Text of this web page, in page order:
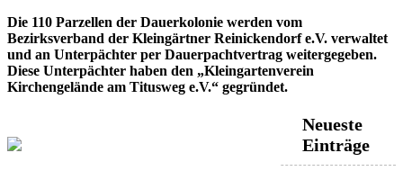
Die 110 Parzellen der Dauerkolonie werden vom
Bezirksverband der Kleingärtner Reinickendorf e.V. verwaltet
und an Unterpächter per Dauerpachtvertrag weitergegeben.
Diese Unterpächter haben den „Kleingartenverein
Kirchengelände am Titusweg e.V.“ gegründet.
Neueste
Einträge